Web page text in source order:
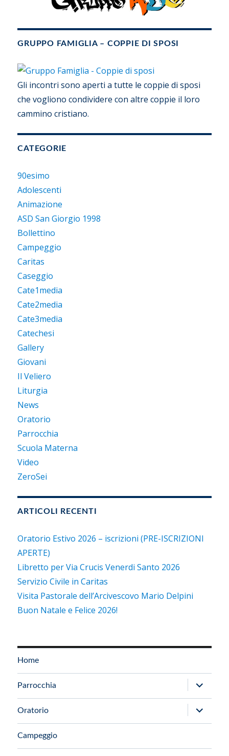
GRUPPO FAMIGLIA – COPPIE DI SPOSI
Gli incontri sono aperti a tutte le coppie di sposi
che vogliono condividere con altre coppie il loro
cammino cristiano.
CATEGORIE
90esimo
Adolescenti
Animazione
ASD San Giorgio 1998
Bollettino
Campeggio
Caritas
Caseggio
Cate1media
Cate2media
Cate3media
Catechesi
Gallery
Giovani
Il Veliero
Liturgia
News
Oratorio
Parrocchia
Scuola Materna
Video
ZeroSei
ARTICOLI RECENTI
Oratorio Estivo 2026 – iscrizioni (PRE-ISCRIZIONI
APERTE)
Libretto per Via Crucis Venerdi Santo 2026
Servizio Civile in Caritas
Visita Pastorale dell’Arcivescovo Mario Delpini
Buon Natale e Felice 2026!
Home
Parrocchia
apri
i
menu
Oratorio
apri
i
Campeggio